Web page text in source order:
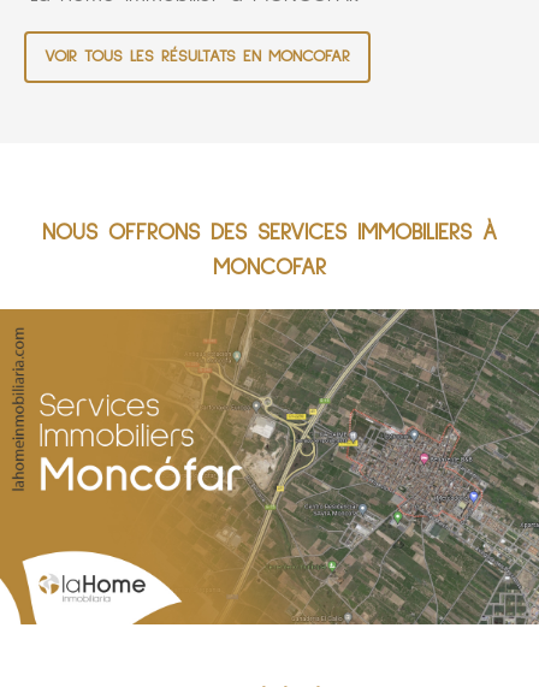
VOIR TOUS LES RÉSULTATS EN MONCOFAR
NOUS OFFRONS DES SERVICES IMMOBILIERS À
MONCOFAR